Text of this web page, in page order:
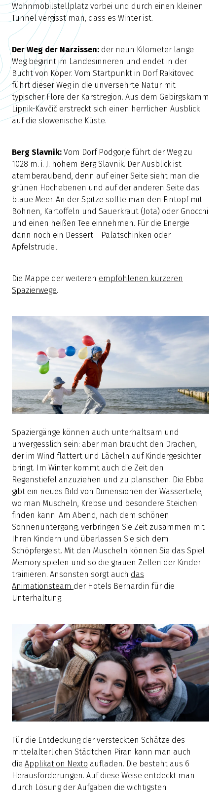
Wohnmobilstellplatz vorbei und durch einen kleinen
Tunnel vergisst man, dass es Winter ist.
Der Weg der Narzissen: der neun Kilometer lange
Weg beginnt im Landesinneren und endet in der
Bucht von Koper. Vom Startpunkt in Dorf Rakitovec
führt dieser Weg in die unversehrte Natur mit
typischer Flore der Karstregion. Aus dem Gebirgskamm
Lipnik-Kavčič erstreckt sich einen herrlichen Ausblick
auf die slowenische Küste.
Berg Slavnik: Vom Dorf Podgorje führt der Weg zu
1028 m. i. J. hohem Berg Slavnik. Der Ausblick ist
atemberaubend, denn auf einer Seite sieht man die
grünen Hochebenen und auf der anderen Seite das
blaue Meer. An der Spitze sollte man den Eintopf mit
Bohnen, Kartoffeln und Sauerkraut (Jota) oder Gnocchi
und einen heißen Tee einnehmen. Für die Energie
dann noch ein Dessert – Palatschinken oder
Apfelstrudel.
Die Mappe der weiteren empfohlenen kürzeren
Spazierwege.
Spaziergänge können auch unterhaltsam und
unvergesslich sein: aber man braucht den Drachen,
der im Wind flattert und Lächeln auf Kindergesichter
bringt. Im Winter kommt auch die Zeit den
Regenstiefel anzuziehen und zu planschen. Die Ebbe
gibt ein neues Bild von Dimensionen der Wassertiefe,
wo man Muscheln, Krebse und besondere Steichen
finden kann. Am Abend, nach dem schönen
Sonnenuntergang, verbringen Sie Zeit zusammen mit
Ihren Kindern und überlassen Sie sich dem
Schöpfergeist. Mit den Muscheln können Sie das Spiel
Memory spielen und so die grauen Zellen der Kinder
trainieren. Ansonsten sorgt auch das
Animationsteam der Hotels Bernardin für die
Unterhaltung.
Für die Entdeckung der versteckten Schätze des
mittelalterlichen Städtchen Piran kann man auch
die Applikation Nexto aufladen. Die besteht aus 6
Herausforderungen. Auf diese Weise entdeckt man
durch Lösung der Aufgaben die wichtigsten